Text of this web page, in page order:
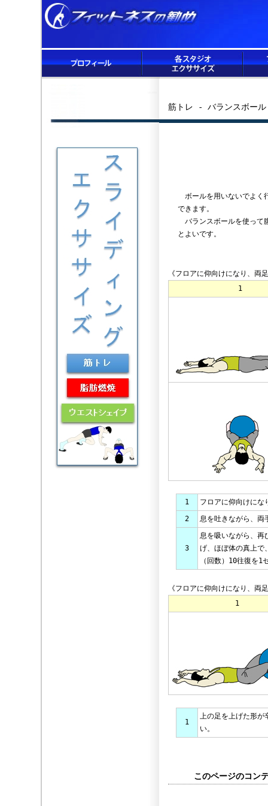
筋トレ - バランスボール
ボールを用いないでよく
できます。
バランスボールを使って
とよいです。
《フロアに仰向けになり、両
1
1
フロアに仰向けにな
2
息を吐きながら、両
3
息を吸いながら、再
げ、ほぼ体の真上で
（回数）10往復を1
《フロアに仰向けになり、両
1
1
上の足を上げた形が
い。
このページのコン